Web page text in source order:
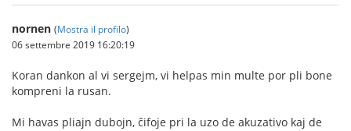
nornen (Mostra il profilo)
06 settembre 2019 16:20:19
Koran dankon al vi sergejm, vi helpas min multe por pli bone
kompreni la rusan.
Mi havas pliajn dubojn, ĉifoje pri la uzo de akuzativo kaj de